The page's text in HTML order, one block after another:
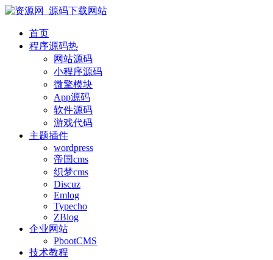
首页
程序源码热
网站源码
小程序源码
微擎模块
App源码
软件源码
游戏代码
主题插件
wordpress
帝国cms
织梦cms
Discuz
Emlog
Typecho
ZBlog
企业网站
PbootCMS
技术教程